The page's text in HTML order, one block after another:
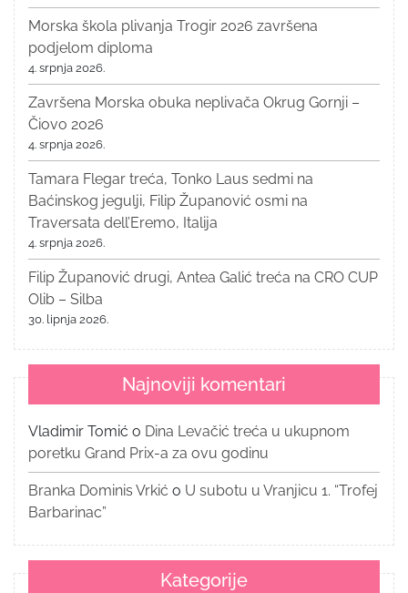
Morska škola plivanja Trogir 2026 završena
podjelom diploma
4. srpnja 2026.
Završena Morska obuka neplivača Okrug Gornji –
Čiovo 2026
4. srpnja 2026.
Tamara Flegar treća, Tonko Laus sedmi na
Baćinskog jegulji, Filip Županović osmi na
Traversata dell’Eremo, Italija
4. srpnja 2026.
Filip Županović drugi, Antea Galić treća na CRO CUP
Olib – Silba
30. lipnja 2026.
Najnoviji komentari
Vladimir Tomić o Dina Levačić treća u ukupnom
poretku Grand Prix-a za ovu godinu
Branka Dominis Vrkić o U subotu u Vranjicu 1. “Trofej
Barbarinac”
Kategorije